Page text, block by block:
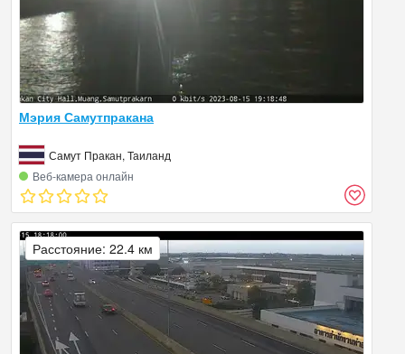
Мэрия Самутпракана
Самут Пракан, Таиланд
Веб‑камера онлайн
Расстояние: 22.4 км